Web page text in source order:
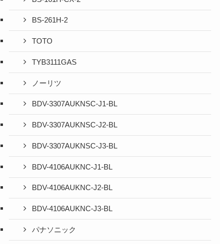
BS-261H-2
TOTO
TYB3111GAS
ノーリツ
BDV-3307AUKNSC-J1-BL
BDV-3307AUKNSC-J2-BL
BDV-3307AUKNSC-J3-BL
BDV-4106AUKNC-J1-BL
BDV-4106AUKNC-J2-BL
BDV-4106AUKNC-J3-BL
パナソニック